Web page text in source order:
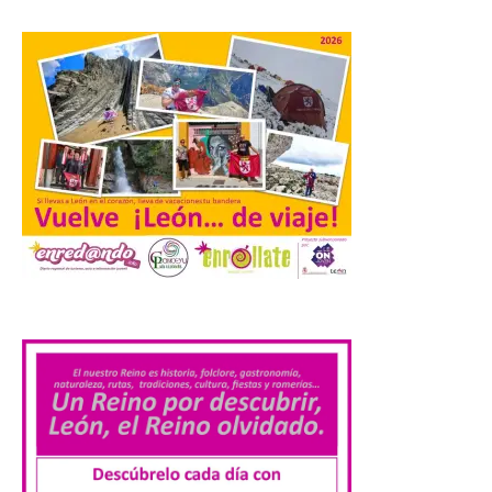
La formación leonesista
registró una batería de
preguntas escritas en las
Cortes autonómicas
mediante las cuales vuelve
a reclamar a la institución autonómica
que exija al Gobierno de España la
supresión de este peaje por la ilegalidad
de la prórroga […]
El alumnado de FP crece
matriculados y marca un
nuevo récord
10 Ago 2026
El Ministerio publica la